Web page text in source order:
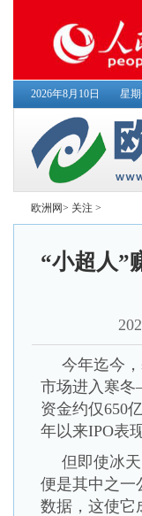
2026年8月10日 星
欧洲网> 关注 >
“小超人”
今年迄今
市场进入寒
资金约仅650
年以来IPO表
但即使冰
便是其中之一
数据，这使它